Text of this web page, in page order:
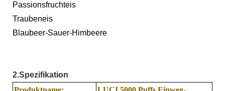
Passionsfruchteis
Traubeneis
Blaubeer-Sauer-Himbeere
2.Spezifikation